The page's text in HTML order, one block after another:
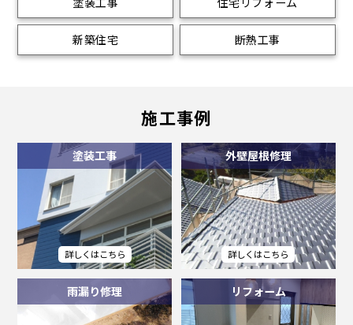
新築住宅 断熱工事
施工事例
塗装工事 外壁屋根修理
雨漏り修理 リフォーム